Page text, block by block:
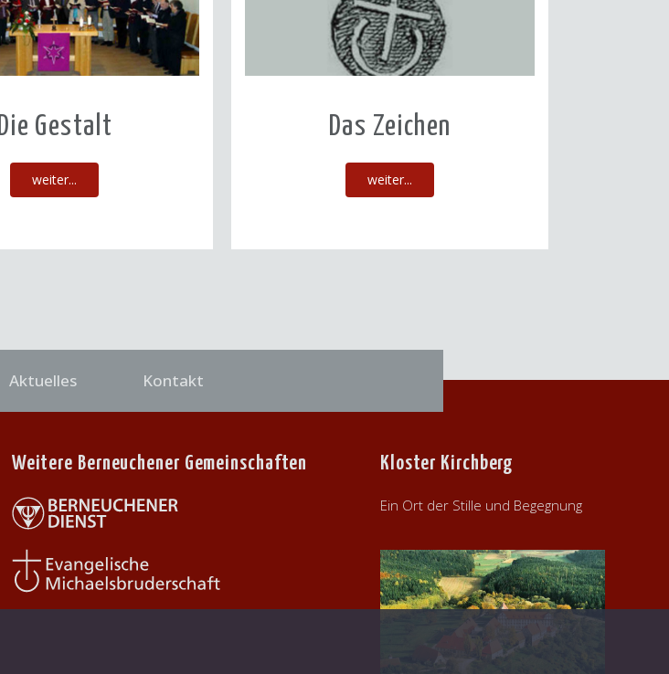
Die Gestalt
weiter...
Das Zeichen
weiter...
Aktuelles Kontakt
Weitere Berneuchener Gemeinschaften Kloster Kirchberg
Ein Ort der Stille und Begegnung